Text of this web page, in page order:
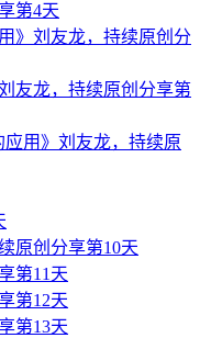
第4天
》刘友龙，持续原创分
友龙，持续原创分享第
应用》刘友龙，持续原
原创分享第10天
第11天
第12天
第13天